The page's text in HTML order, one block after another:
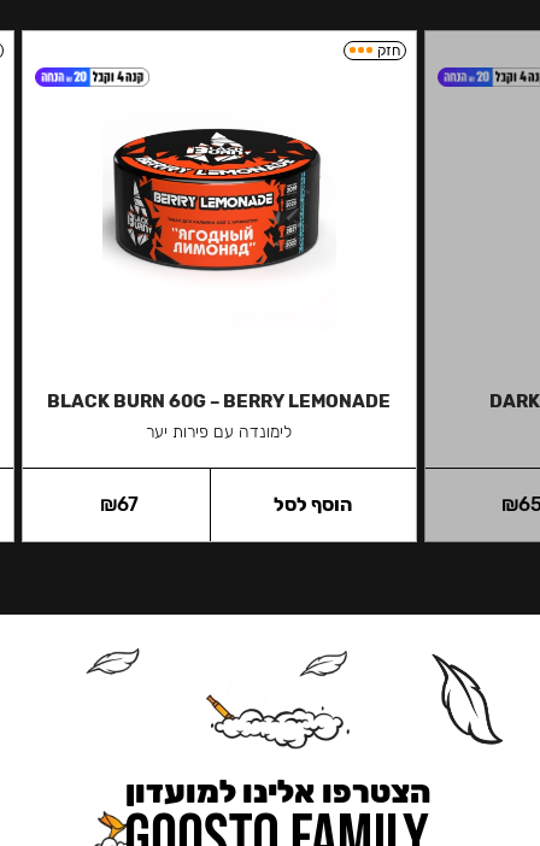
₪
חזק
BLACK BURN 60G – BERRY LEMONADE
לימונדה עם פירות יער
₪67 הוסף לסל
הצטרפו אלינו למועדון